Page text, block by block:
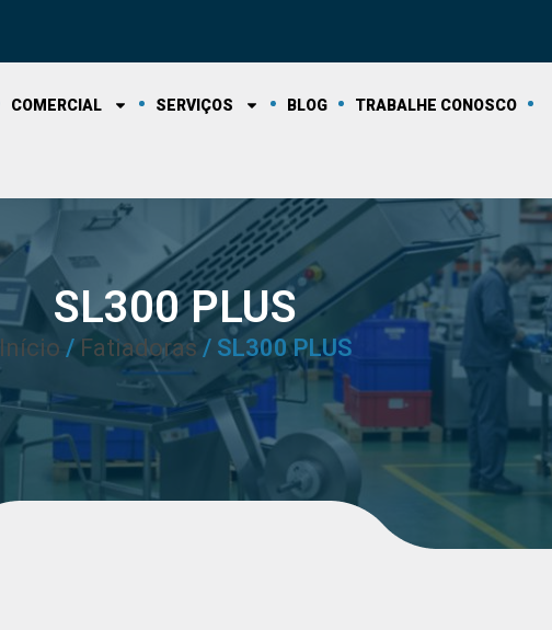
COMERCIAL SERVIÇOS BLOG TRABALHE CONOSCO
SL300 PLUS
Início / Fatiadoras / SL300 PLUS